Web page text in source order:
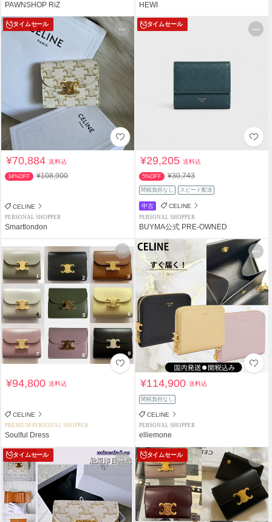
PAWNSHOP RiZ HEWI
タイムセール
¥70,884送料込
34%OFF ¥108,900
CELINE
PERSONAL SHOPPER
Smartlondon
タイムセール
¥29,205送料込
5%OFF ¥30,743
関税負担なし スピード配送
中古 CELINE
PERSONAL SHOPPER
BUYMA公式 PRE-OWNED
¥94,800送料込
CELINE
PREMIUM PERSONAL SHOPPER
Soulful Dress
¥114,900送料込
関税負担なし
CELINE
PERSONAL SHOPPER
elliemone
タイムセール タイムセール